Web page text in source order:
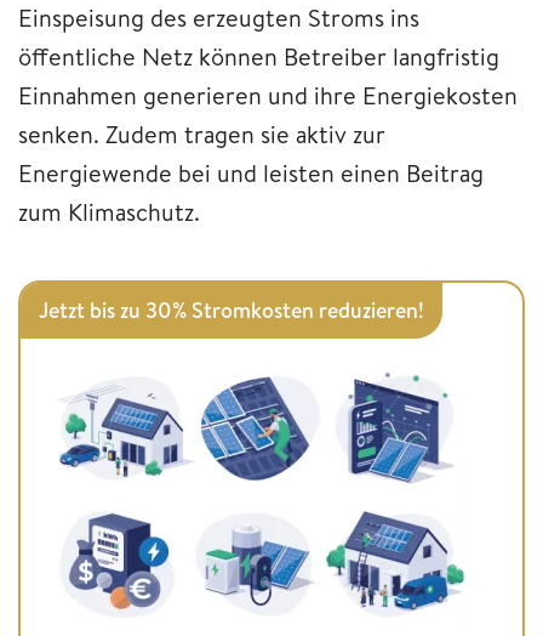
Einspeisung des erzeugten Stroms ins
öffentliche Netz können Betreiber langfristig
Einnahmen generieren und ihre Energiekosten
senken. Zudem tragen sie aktiv zur
Energiewende bei und leisten einen Beitrag
zum Klimaschutz.
Jetzt bis zu 30% Stromkosten reduzieren!